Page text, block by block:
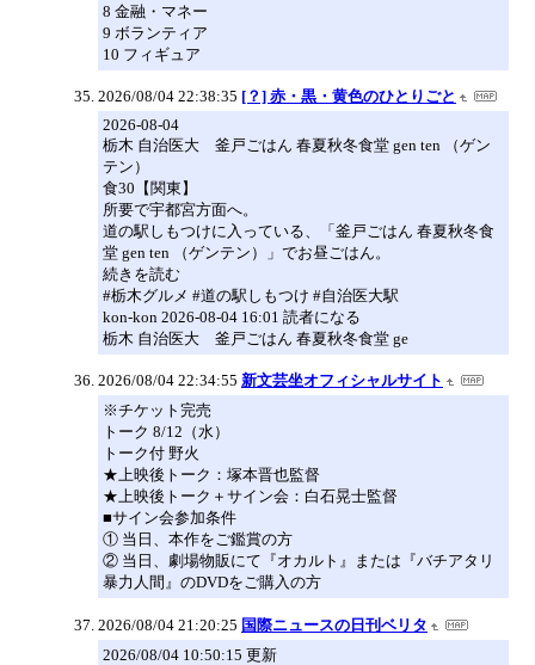
8 金融・マネー
9 ボランティア
10 フィギュア
2026/08/04 22:38:35 [？] 赤・黒・黄色のひとりごと
2026-08-04
栃木 自治医大 釜戸ごはん 春夏秋冬食堂 gen ten （ゲン
テン）
食30【関東】
所要で宇都宮方面へ。
道の駅しもつけに入っている、「釜戸ごはん 春夏秋冬食
堂 gen ten （ゲンテン）」でお昼ごはん。
続きを読む
#栃木グルメ #道の駅しもつけ #自治医大駅
kon-kon 2026-08-04 16:01 読者になる
栃木 自治医大 釜戸ごはん 春夏秋冬食堂 ge
2026/08/04 22:34:55 新文芸坐オフィシャルサイト
※チケット完売
トーク 8/12（水）
トーク付 野火
★上映後トーク：塚本晋也監督
★上映後トーク＋サイン会：白石晃士監督
■サイン会参加条件
① 当日、本作をご鑑賞の方
② 当日、劇場物販にて『オカルト』または『バチアタリ
暴力人間』のDVDをご購入の方
2026/08/04 21:20:25 国際ニュースの日刊ベリタ
2026/08/04 10:50:15 更新